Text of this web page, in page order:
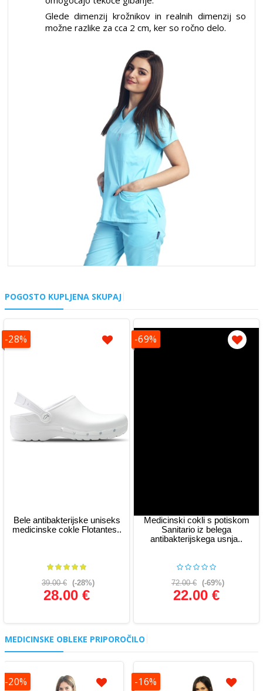
Glede dimenzij krožnikov in realnih dimenzij so
možne razlike za cca 2 cm, ker so ročno delo.
POGOSTO KUPLJENA SKUPAJ
-28%
Bele antibakterijske uniseks
medicinske cokle Flotantes..
39.00 € (-28%)
28.00 €
Glej podrobnosti
-69%
Medicinski cokli s potiskom
Sanitario iz belega
antibakterijskega usnja..
72.00 € (-69%)
22.00 €
MEDICINSKE OBLEKE PRIPOROČILO
-20% -16%